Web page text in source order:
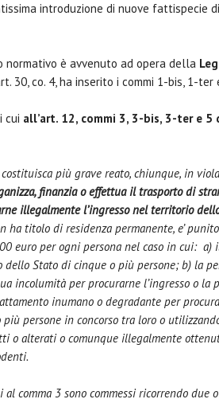
introduzione di nuove fattispecie
normativo è avvenuto ad opera della
30, co. 4, ha inserito i commi 1-bis, 1-
cui all’art. 12, commi 3, 3-bis, 3-ter e 5
più grave reato, chiunque, in
finanzia o effettua il trasporto di
illegalmente l’ingresso nel territorio
ha titolo di residenza permanente, e’
euro per ogni persona nel caso in cui: a)
Stato di cinque o più persone; b) la
incolumità per procurarne l’ingresso o la
inumano o degradante per
più persone in concorso tra loro o
o alterati o comunque illegalmente
comma 3 sono commessi ricorrendo